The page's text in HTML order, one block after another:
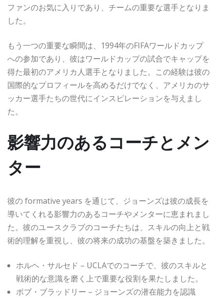
ファンのお気に入りであり、チームの重要な選手となりま
した。
もう一つの重要な瞬間は、1994年のFIFAワールドカップ
への参加であり、彼はワールドカップの試合でキャップを
得た最初のアメリカ人選手となりました。この経験は彼の
国際的なプロフィールを高めるだけでなく、アメリカのサ
ッカー選手たちの世代にインスピレーションを与えまし
た。
影響力のあるコーチとメン
ター
彼の formative years を通じて、ジョーンズは彼の成長を
導いてくれる影響力のあるコーチやメンターに恵まれまし
た。彼のユースクラブのコーチたちは、スキルの向上と戦
術的理解を重視し、彼の将来の成功の基盤を築きました。
ホルヘ・サルセド – UCLAでのコーチで、彼のスキルと
戦術的な意識を磨く上で重要な役割を果たしました。
ボブ・ブラッドリー – ジョーンズの潜在能力を認識